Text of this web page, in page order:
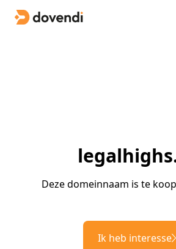
Deze domeinnaam is te
Ik heb interesse